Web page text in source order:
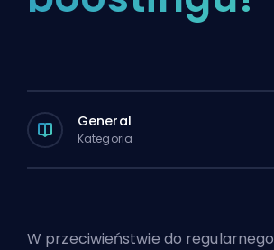
General
Kategoria
W przeciwieństwie do regularnego